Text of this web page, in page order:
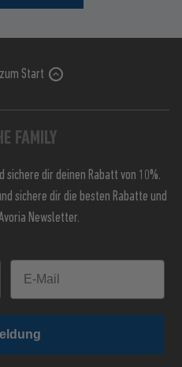
Start
FAMILY
sichere dir deinen Rabatt von 10%.
sichere dir die besten Rabatte und
Newsletter.